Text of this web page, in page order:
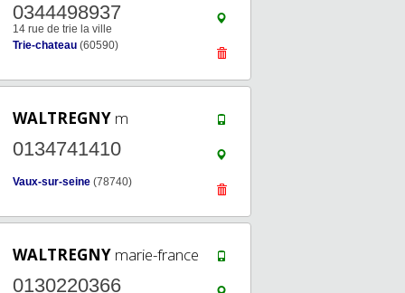
0344498937
14 rue de trie la ville
Trie-chateau (60590)
WALTREGNY m
0134741410
Vaux-sur-seine (78740)
WALTREGNY marie-france
0130220366